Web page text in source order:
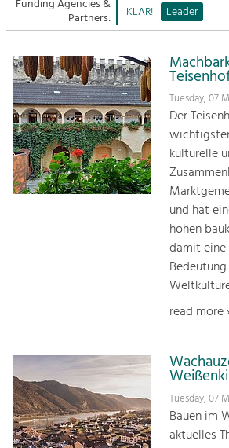
SitemapLandscape.
Tourism
Offer Development and Positioning
Art & Culture
Crafts, Science and Research.
Social Affairs, Education
Equality, Youth and Integration.
Climate Change, Public Transport and
Funding Agencies &
Partners: KLAR! Leader
Tuesday, 07
Der
kulturelle
und hat
hohen
damit
read more
Tuesday, 07
Bauen im
aktuelles